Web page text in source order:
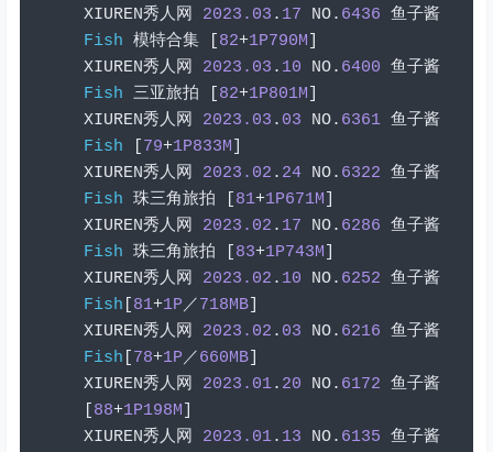
XIUREN秀人网 2023.03 . 17 NO. 6436 鱼子酱
Fish 模特合集 82+1P790M
XIUREN秀人网 2023.03 . 10 NO. 6400 鱼子酱
Fish 三亚旅拍 82+1P801M
XIUREN秀人网 2023.03 . 03 NO. 6361 鱼子酱
Fish
79+1P833M
XIUREN秀人网 2023.02 . 24 NO. 6322 鱼子酱
Fish 珠三角旅拍 81+1P671M
XIUREN秀人网 2023.02 . 17 NO. 6286 鱼子酱
Fish 珠三角旅拍 83+1P743M
XIUREN秀人网 2023.02 . 10 NO. 6252 鱼子酱
Fish
81+1P／718MB]
XIUREN秀人网 2023.02 . 03 NO. 6216 鱼子酱
Fish
78+1P／660MB]
XIUREN秀人网 2023.01. 20 NO. 6172 鱼子酱
88+1P198M
XIUREN秀人网 2023.01. 13 NO. 6135 鱼子酱